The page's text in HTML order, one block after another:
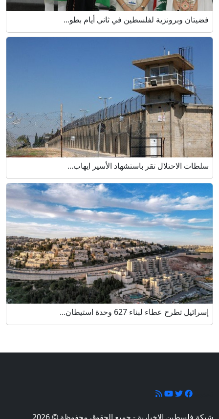
فضيتان وبرونزية لفلسطين في ثاني أيام بطو...
سلطات الاحتلال تقر باستشهاد الأسير ايهاب...
إسرائيل تطرح عطاء لبناء 627 وحدة استيطان...